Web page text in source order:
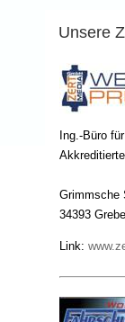
Unsere
Ing.-Büro
Grimmsche
34393
Link: